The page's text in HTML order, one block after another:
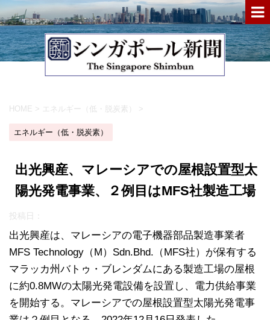
HOME > エネルギー（低・脱炭素） >
エネルギー（低・脱炭素）
出光興産、マレーシアでの屋根設置型太
陽光発電事業、２例目はMFS社製造工場
投稿日：
出光興産は、マレーシアの電子機器部品製造事業者
MFS Technology（M）Sdn.Bhd.（MFS社）が保有する
マラッカ州バトゥ・ブレンダムにある製造工場の屋根
に約0.8MWの太陽光発電設備を設置し、電力供給事業
を開始する。マレーシアでの屋根設置型太陽光発電事